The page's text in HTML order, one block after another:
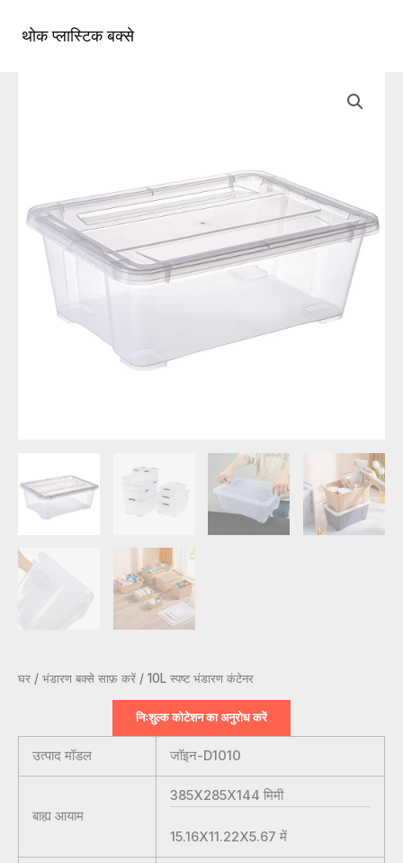
थोक प्लास्टिक बक्से
घर / भंडारण बक्से साफ़ करें / 10L स्पष्ट भंडारण कंटेनर
निःशुल्क कोटेशन का अनुरोध करें
उत्पाद मॉडल जॉइन-D1010
बाह्य आयाम
385X285X144 मिमी
15.16X11.22X5.67 में